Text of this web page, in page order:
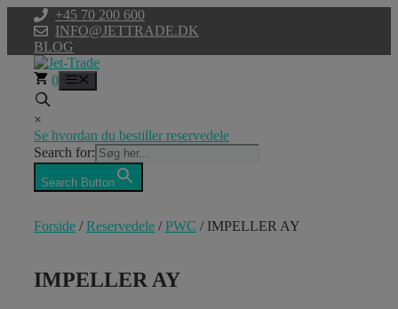
indhold
+45 70 200 600
INFO@JETTRADE.DK
BLOG
0
×
Se hvordan du bestiller reservedele
Search for:
Search Button
Forside /Reservedele /PWC / IMPELLER AY
IMPELLER AY